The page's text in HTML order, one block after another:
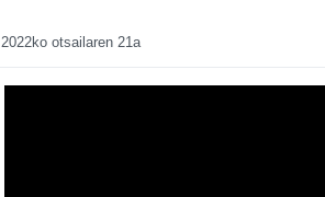
2022ko otsailaren 21a